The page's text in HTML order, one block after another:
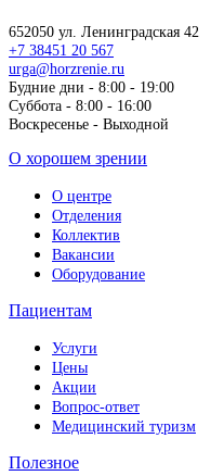
652050 ул. Ленинградская 42
+7 38451 20 567
urga@horzrenie.ru
Будние дни - 8:00 - 19:00
Суббота - 8:00 - 16:00
Воскресенье - Выходной
О хорошем зрении
О центре
Отделения
Коллектив
Вакансии
Оборудование
Пациентам
Услуги
Цены
Акции
Вопрос-ответ
Медицинский туризм
Полезное